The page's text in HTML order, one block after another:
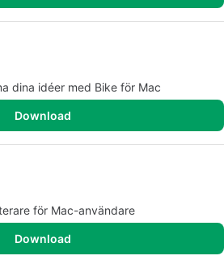
dina idéer med Bike för Mac
Download
för Mac-användare
Download